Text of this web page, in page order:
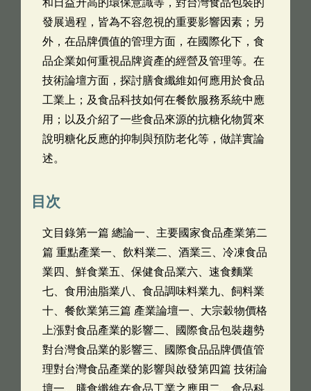
和日益升高的環保意識等，對台灣食品包裝的
發展過程，皆為不容忽視的重要影響因素；另
外，在品牌價值的管理方面，在國際化下，食
品企業如何重視品牌資產的經營及管理等。在
技術論壇方面，探討膳食纖維如何應用於食品
工業上；及食品科技如何在餐飲服務系統中應
用；以及介紹了一些食品來源的抗糖化物質來
說明糖化反應的抑制與預防老化等，做詳實論
述。
目次
文目錄第一篇 總論一、主要國家食品產業第二
篇 重點產業一、飲料業二、酒業三、冷凍食品
業四、鮮食業五、保健食品業六、速食麵業
七、食用油脂業八、食品調味料業九、飼料業
十、餐飲業第三篇 產業論壇一、大宗穀物價格
上漲對食品產業的影響二、國際食品包裝趨勢
對台灣食品業的影響三、國際食品品牌價值管
理對台灣食品產業的影響與啟發第四篇 技術論
壇一、膳食纖維在食品工業之應用二、食品科